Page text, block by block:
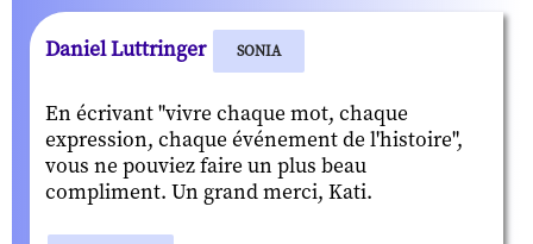
Daniel Luttringer SONIA
En écrivant "vivre chaque mot, chaque
expression, chaque événement de l'histoire",
vous ne pouviez faire un plus beau
compliment. Un grand merci, Kati.